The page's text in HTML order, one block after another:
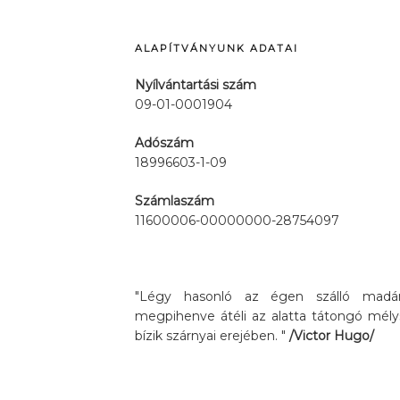
ALAPÍTVÁNYUNK ADATAI
Nyílvántartási szám
09-01-0001904
Adószám
18996603-1-09
Számlaszám
11600006-00000000-28754097
"Légy hasonló az égen szálló
megpihenve átéli az alatta tátongó
bízik szárnyai erejében. " /Victor Hugo/